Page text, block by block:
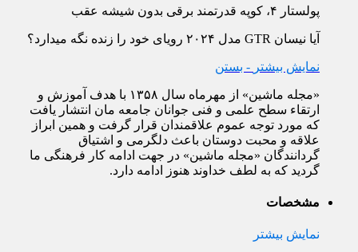
پولستار ۴، کوپه قدرتمند برقی بدون شیشه عقب
آیا نیسان GTR مدل ۲۰۲۴ رویای خود را زنده نگه می‏دارد؟
نمایش بیشتر - بستن
«مجله ماشین» از مهرماه سال ۱۳۵۸ با هدف آموزش و
ارتقاء سطح علمی و فنی جوانان جامعه مان انتشار یافت
که مورد توجه عموم علاقمندان قرار گرفت و همین ابراز
علاقه و محبت دوستان باعث دلگرمی و اشتیاق
گردانندگان «مجله ماشین» در جهت ادامه کار فرهنگی ما
گردید که به لطف خداوند هنوز ادامه دارد.
مشخصات
نمایش بیشتر